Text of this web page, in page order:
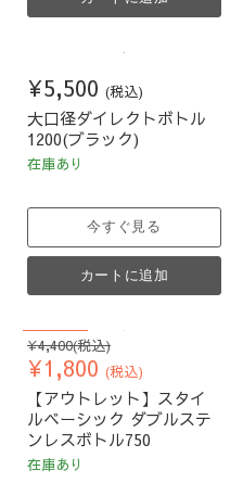
¥5,500 (税込)
大口径ダイレクトボトル
1200(ブラック)
在庫あり
今すぐ見る
カートに追加
元
の
価
格
¥4,400(税込)
現
在
の
価
格
¥1,800 (税込)
【アウトレット】スタイ
ルベーシック ダブルステ
ンレスボトル750
在庫あり